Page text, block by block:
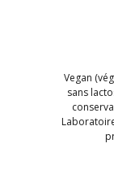
Vegan
sans